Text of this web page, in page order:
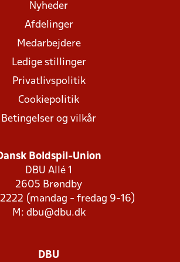
Nyheder
Afdelinger
Medarbejdere
Ledige stillinger
Privatlivspolitik
Cookiepolitik
Betingelser og vilkår
Boldspil-Union
DBU Allé 1
2605 Brøndby
2222 (mandag - fredag 9-16)
M: dbu@dbu.dk
DBU